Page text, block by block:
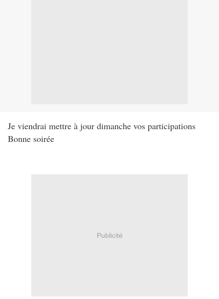
Je viendrai mettre à jour dimanche vos participations
Bonne soirée
Publicité